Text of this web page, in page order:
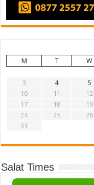
M
T W
3
4 5
10
11 12
17
18 19
24
25 26
31
Salat Times